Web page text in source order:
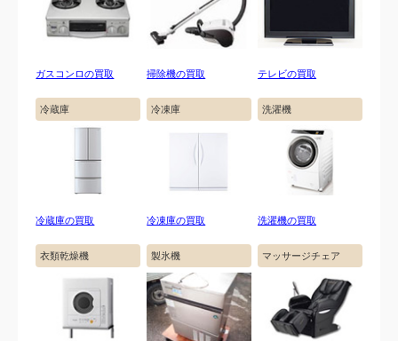
ガスコンロの買取 掃除機の買取 テレビの買取
冷蔵庫
冷蔵庫の買取
冷凍庫
冷凍庫の買取
洗濯機
洗濯機の買取
衣類乾燥機 製氷機 マッサージチェア